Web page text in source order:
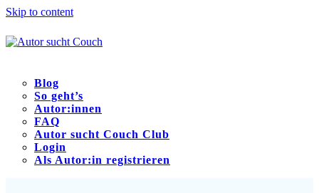
Skip to content
Blog
So geht’s
Autor:innen
FAQ
Autor sucht Couch Club
Login
Als Autor:in registrieren